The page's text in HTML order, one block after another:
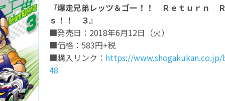
『爆走兄弟レッツ＆ゴー！！ Ｒｅｔｕｒｎ
ｓ！！ ３』
■発売日：2018年6月12日（火）
■価格：583円+税
■購入リンク： https://
48